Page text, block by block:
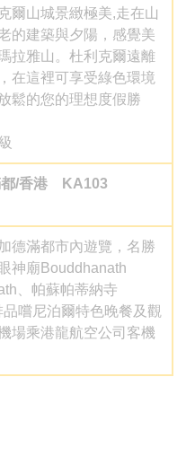
爾山城景緻極美,走在山
的建築與夕陽，感覺美
拉雅山。杜利克爾遠離
在這裡可享受綠色環境
鬆的您的理想度假勝
都/香港 KA103
德滿都市內遊覽，名勝
神廟Bouddhanath
、帕蘇帕蒂納寺
嚐尼泊爾特色晚餐及觀
場乘港龍航空公司客機